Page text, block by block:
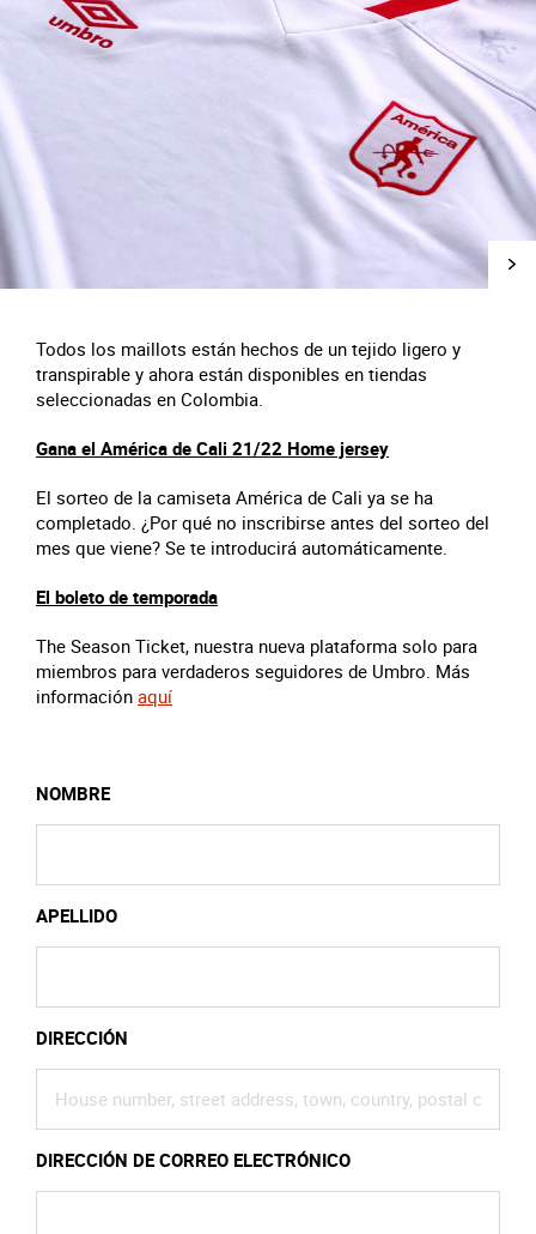
Todos los maillots están hechos de un tejido ligero y
transpirable y ahora están disponibles en tiendas
seleccionadas en Colombia.
Gana el América de Cali 21/22 Home jersey
El sorteo de la camiseta América de Cali ya se ha
completado. ¿Por qué no inscribirse antes del sorteo del
mes que viene? Se te introducirá automáticamente.
El boleto de temporada
The Season Ticket, nuestra nueva plataforma solo para
miembros para verdaderos seguidores de Umbro. Más
información aquí
NOMBRE
APELLIDO
DIRECCIÓN
DIRECCIÓN DE CORREO ELECTRÓNICO